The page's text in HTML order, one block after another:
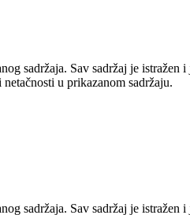
sadržaja. Sav sadržaj je istražen
u prikazanom sadržaju.
sadržaja. Sav sadržaj je istražen